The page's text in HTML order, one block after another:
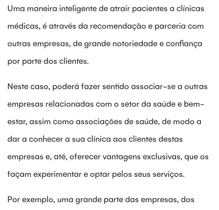
Uma maneira inteligente de atrair pacientes a clínicas
médicas, é através da recomendação e parceria com
outras empresas, de grande notoriedade e confiança
por parte dos clientes.
Neste caso, poderá fazer sentido associar-se a outras
empresas relacionadas com o setor da saúde e bem-
estar, assim como associações de saúde, de modo a
dar a conhecer a sua clínica aos clientes destas
empresas e, até, oferecer vantagens exclusivas, que os
façam experimentar e optar pelos seus serviços.
Por exemplo, uma grande parte das empresas, dos